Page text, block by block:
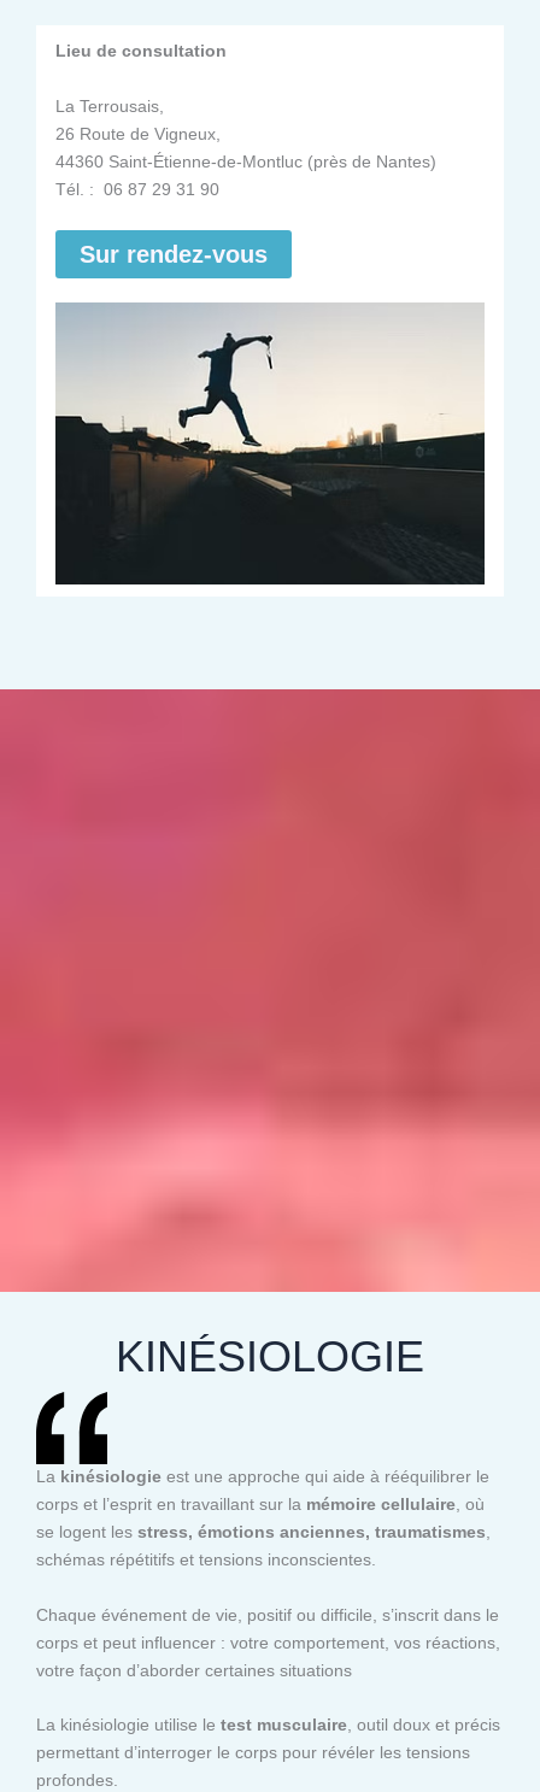
Lieu de consultation
La Terrousais,
26 Route de Vigneux,
44360 Saint-Étienne-de-Montluc (près de Nantes)
Tél. : 06 87 29 31 90
Sur rendez-vous
KINÉSIOLOGIE
La kinésiologie est une approche qui aide à rééquilibrer le
corps et l’esprit en travaillant sur la mémoire cellulaire, où
se logent les stress, émotions anciennes, traumatismes,
schémas répétitifs et tensions inconscientes.
Chaque événement de vie, positif ou difficile, s’inscrit dans le
corps et peut influencer : votre comportement, vos réactions,
votre façon d’aborder certaines situations
La kinésiologie utilise le test musculaire, outil doux et précis
permettant d’interroger le corps pour révéler les tensions
profondes.